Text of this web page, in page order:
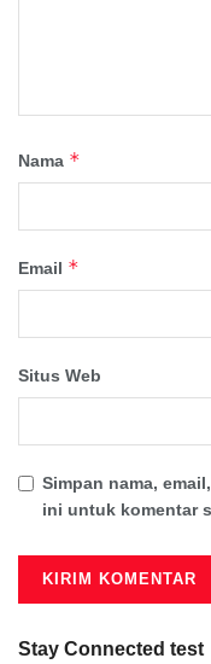
Nama *
Email *
Situs Web
Simpan nama,
ini untuk komentar
Stay Connected test